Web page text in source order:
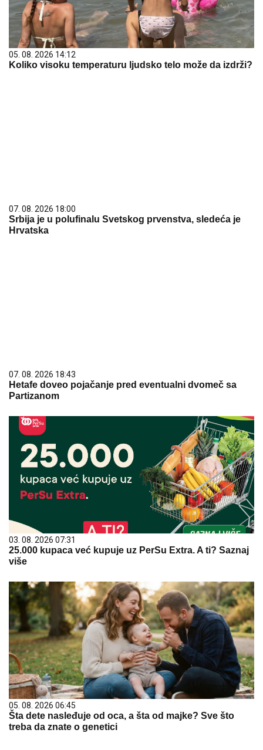
05. 08. 2026 14:12
Koliko visoku temperaturu ljudsko telo može da izdrži?
07. 08. 2026 18:00
Srbija je u polufinalu Svetskog prvenstva, sledeća je
Hrvatska
07. 08. 2026 18:43
Hetafe doveo pojačanje pred eventualni dvomeč sa
Partizanom
03. 08. 2026 07:31
25.000 kupaca već kupuje uz PerSu Extra. A ti? Saznaj
više
05. 08. 2026 06:45
Šta dete nasleđuje od oca, a šta od majke? Sve što
treba da znate o genetici